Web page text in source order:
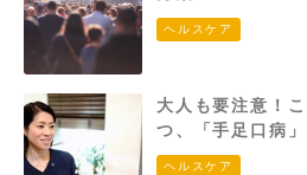
ヘルスケア
大人も要注意！
つ、「手足口病
ヘルスケア